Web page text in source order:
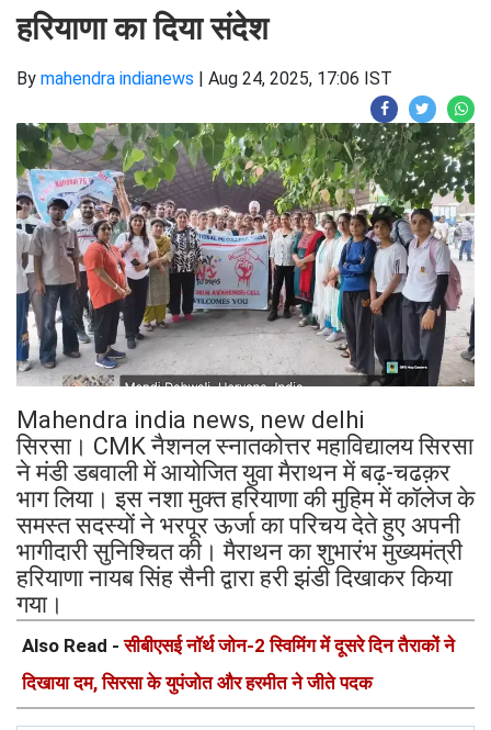
हरियाणा का दिया संदेश
By mahendra indianews | Aug 24, 2025, 17:06 IST
Mahendra india news, new delhi
सिरसा। CMK नैशनल स्नातकोत्तर महाविद्यालय सिरसा
ने मंडी डबवाली में आयोजित युवा मैराथन में बढ़-चढक़र
भाग लिया। इस नशा मुक्त हरियाणा की मुहिम में कॉलेज के
समस्त सदस्यों ने भरपूर ऊर्जा का परिचय देते हुए अपनी
भागीदारी सुनिश्चित की। मैराथन का शुभारंभ मुख्यमंत्री
हरियाणा नायब सिंह सैनी द्वारा हरी झंडी दिखाकर किया
गया।
Also Read -सीबीएसई नॉर्थ जोन-2 स्विमिंग में दूसरे दिन तैराकों ने
दिखाया दम, सिरसा के युपंजोत और हरमीत ने जीते पदक